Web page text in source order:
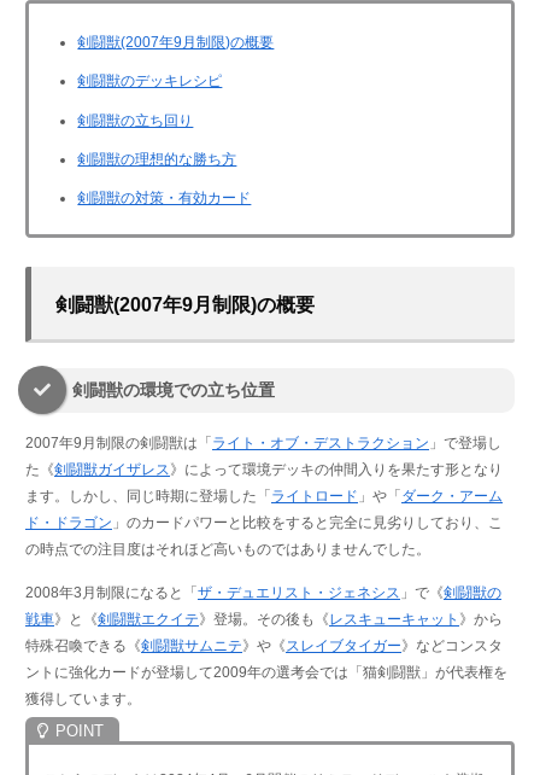
剣闘獣(2007年9月制限)の概要
剣闘獣のデッキレシピ
剣闘獣の立ち回り
剣闘獣の理想的な勝ち方
剣闘獣の対策・有効カード
剣闘獣(2007年9月制限)の概要
剣闘獣の環境での立ち位置
2007年9月制限の剣闘獣は「ライト・オブ・デストラクション 」で登場し
た《剣闘獣ガイザレス 》によって環境デッキの仲間入りを果たす形となり
ます。しかし、同じ時期に登場した「ライトロード 」や「ダーク・アーム
ド・ドラゴン 」のカードパワーと比較をすると完全に見劣りしており、こ
の時点での注目度はそれほど高いものではありませんでした。
2008年3月制限になると「 ザ・デュエリスト・ジェネシス 」で《剣闘獣の
戦車》と《剣闘獣エクイテ》登場。その後も《レスキューキャット 》から
特殊召喚できる《剣闘獣サムニテ》や《スレイブタイガー》などコンスタ
ントに強化カードが登場して2009年の選考会では「猫剣闘獣」が代表権を
獲得しています。